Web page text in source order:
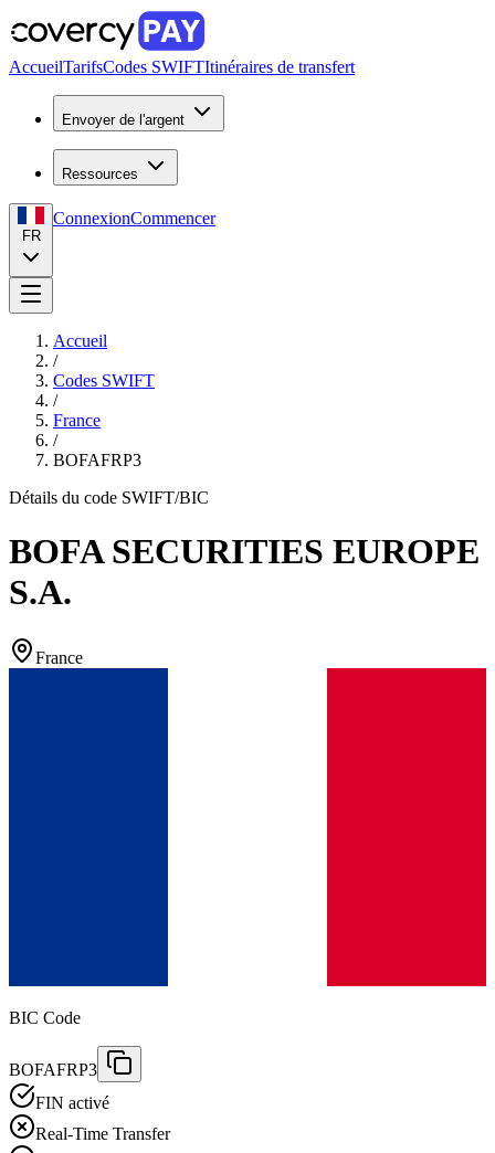
AccueilTarifsCodes SWIFTItinéraires de transfert
Envoyer de l'argent
Ressources
FR
ConnexionCommencer
Accueil
/
Codes SWIFT
/
France
/
BOFAFRP3
Détails du code SWIFT/BIC
BOFA SECURITIES EUROPE
S.A.
France
BIC Code
BOFAFRP3
FIN activé
Real-Time Transfer